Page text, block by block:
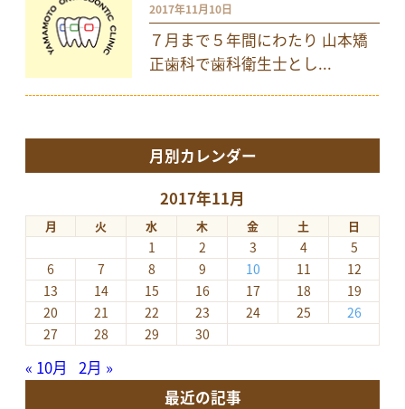
2017年11月10日
７月まで５年間にわたり 山本矯
正歯科で歯科衛生士とし...
月別カレンダー
2017年11月
月 火 水 木 金 土 日
1 2 3 4
5
6
7 8 9 10 11
12
13
14 15 16 17 18
19
20
21 22 23 24 25
26
27
28 29 30
« 10月
2月 »
最近の記事